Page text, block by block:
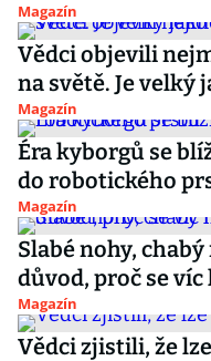
Magazín
Vědci objevili
na světě. Je velký
Magazín
Éra kyborgů se
do robotického
Magazín
Slabé nohy,
důvod, proč se víc
Magazín
Vědci zjistili, že